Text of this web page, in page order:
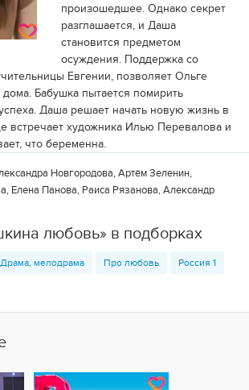
произошедшее. Однако секрет
разглашается, и Даша
становится предметом
осуждения. Поддержка со
Евгении, позволяет Ольге
дома. Бабушка пытается помирить
Даша решает начать новую жизнь в
встречает художника Илью Перевалова и
что беременна.
Новгородова, Артём Зеленин,
Елена Панова, Раиса Рязанова, Александр
любовь» в подборках
Драма, мелодрама Про любовь Россия 1